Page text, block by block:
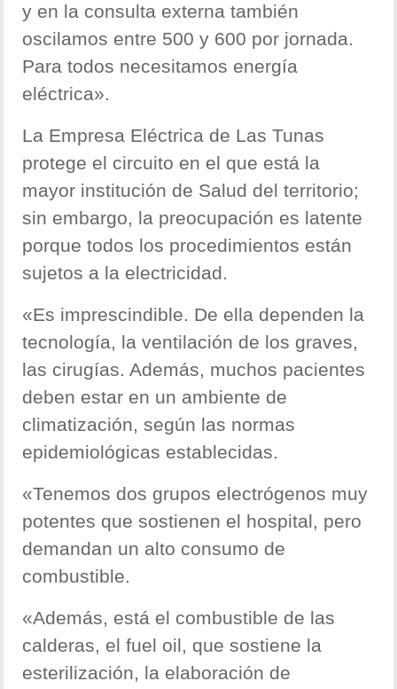
y en la consulta externa también
oscilamos entre 500 y 600 por jornada.
Para todos necesitamos energía
eléctrica».
La Empresa Eléctrica de Las Tunas
protege el circuito en el que está la
mayor institución de Salud del territorio;
sin embargo, la preocupación es latente
porque todos los procedimientos están
sujetos a la electricidad.
«Es imprescindible. De ella dependen la
tecnología, la ventilación de los graves,
las cirugías. Además, muchos pacientes
deben estar en un ambiente de
climatización, según las normas
epidemiológicas establecidas.
«Tenemos dos grupos electrógenos muy
potentes que sostienen el hospital, pero
demandan un alto consumo de
combustible.
«Además, está el combustible de las
calderas, el fuel oil, que sostiene la
esterilización, la elaboración de